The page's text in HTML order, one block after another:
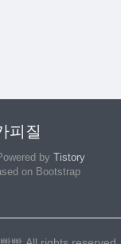
피질
by Tistory
on Bootstrap